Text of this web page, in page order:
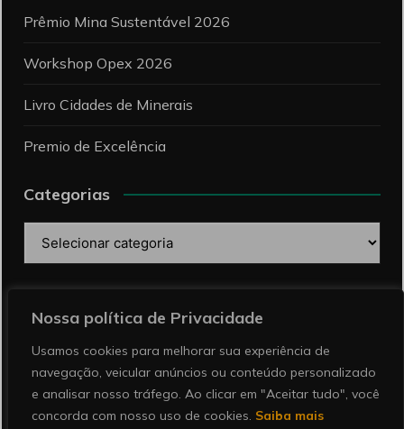
Nossa política de Privacidade
Usamos cookies para melhorar sua experiência de
navegação, veicular anúncios ou conteúdo personalizado
e analisar nosso tráfego. Ao clicar em "Aceitar tudo", você
concorda com nosso uso de cookies. Saiba mais
Prêmio Mina Sustentável 2026
Workshop Opex 2026
Livro Cidades de Minerais
Premio de Excelência
Categorias